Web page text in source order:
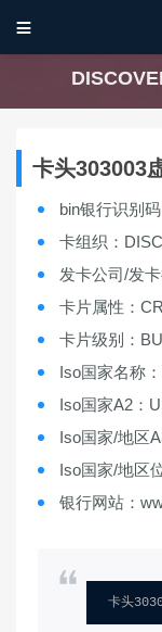

卡头303003
bin银行识别
卡组织：
发卡公司/发
卡片属性：
卡片级别：
Iso国家名称
Iso国家A2：
Iso国家/地区
Iso国家/地区
银行网站：
卡头